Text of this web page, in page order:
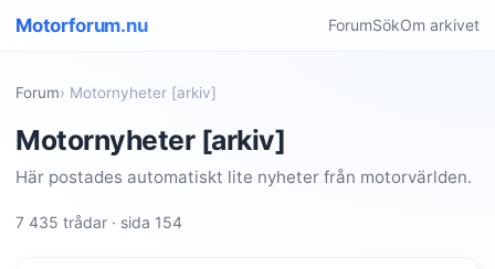
Motorforum.nu ForumSökOm arkivet
Forum› Motornyheter [arkiv]
Motornyheter [arkiv]
Här postades automatiskt lite nyheter från motorvärlden.
7 435 trådar · sida 154